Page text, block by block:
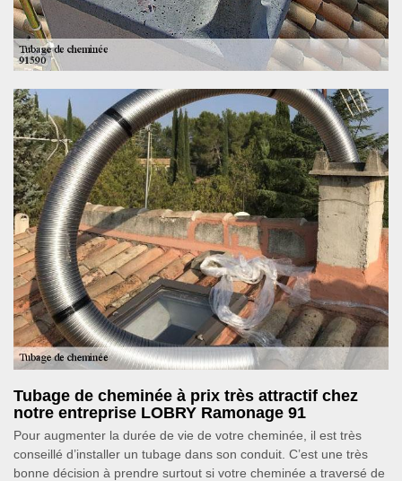
Tubage de cheminée à prix très attractif chez
notre entreprise LOBRY Ramonage 91
Pour augmenter la durée de vie de votre cheminée, il est très
conseillé d’installer un tubage dans son conduit. C’est une très
bonne décision à prendre surtout si votre cheminée a traversé de